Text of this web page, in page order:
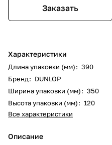
Заказать
Характеристики
Длина упаковки (мм): 390
Бренд: DUNLOP
Ширина упаковки (мм): 350
Высота упаковки (мм): 120
Все характеристики
Описание